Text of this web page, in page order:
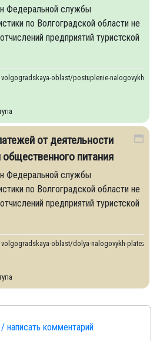
Федеральной службы
по Волгоградской области не
предприятий туристской
volgogradskaya-oblast/postuplenie-nalogovykh-
от деятельности
питания
Федеральной службы
по Волгоградской области не
предприятий туристской
volgogradskaya-oblast/dolya-nalogovykh-
написать комментарий